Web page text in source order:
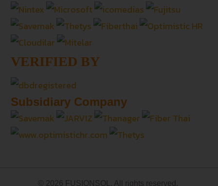
VERIFIED BY
Subsidiary Company
© 2026 FUSIONSOL. All rights reserved.